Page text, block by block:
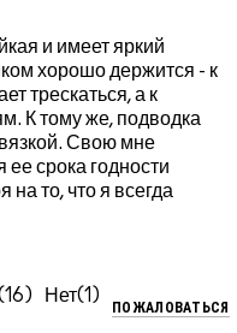
и имеет яркий
хорошо держится - к
трескаться, а к
К тому же, подводка
вязкой. Свою мне
срока годности
то, что я всегда
16 1
ПОЖАЛОВАТЬСЯ